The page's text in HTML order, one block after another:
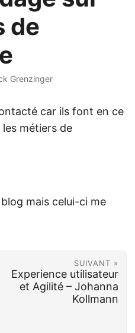
de
Grenzinger
car ils font en ce
métiers de
mais celui-ci me
SUIVANT »
Experience utilisateur
et Agilité – Johanna
Kollmann